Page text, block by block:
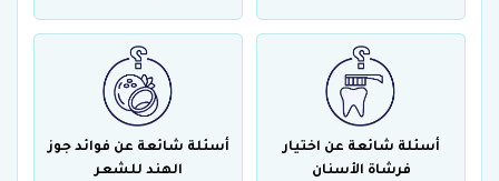
أسئلة شائعة عن اختيار
فرشاة الأسنان
أسئلة شائعة عن فوائد جوز
الهند للشعر